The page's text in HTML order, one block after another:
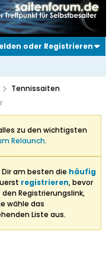
oder Registrieren
Tennissaiten
zu den wichtigsten
Relaunch.
am besten die häufig
registrieren, bevor
Registrierungslink,
wähle das
Liste aus.